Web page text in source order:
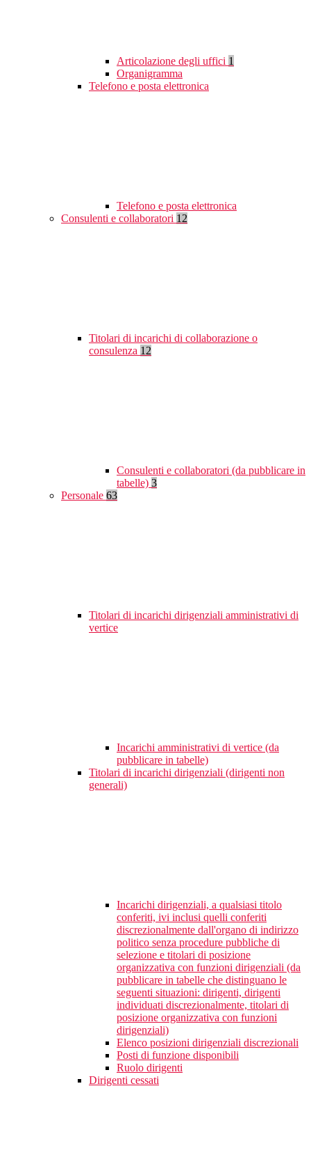
Articolazione degli uffici 1
Organigramma
Telefono e posta elettronica
Telefono e posta elettronica
Consulenti e collaboratori 12
Titolari di incarichi di collaborazione o
consulenza 12
Consulenti e collaboratori (da pubblicare in
tabelle) 3
Personale 63
Titolari di incarichi dirigenziali amministrativi di
vertice
Incarichi amministrativi di vertice (da
pubblicare in tabelle)
Titolari di incarichi dirigenziali (dirigenti non
generali)
Incarichi dirigenziali, a qualsiasi titolo
conferiti, ivi inclusi quelli conferiti
discrezionalmente dall'organo di indirizzo
politico senza procedure pubbliche di
selezione e titolari di posizione
organizzativa con funzioni dirigenziali (da
pubblicare in tabelle che distinguano le
seguenti situazioni: dirigenti, dirigenti
individuati discrezionalmente, titolari di
posizione organizzativa con funzioni
dirigenziali)
Elenco posizioni dirigenziali discrezionali
Posti di funzione disponibili
Ruolo dirigenti
Dirigenti cessati